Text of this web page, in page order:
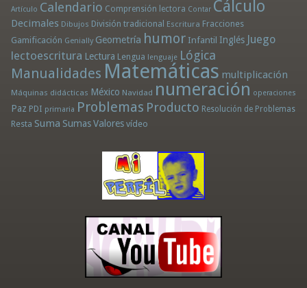
Artículo Calendario Comprensión lectora Contar Cálculo
Decimales Dibujos División tradicional Escritura Fracciones
Gamificación Genially Geometría humor Infantil Inglés Juego
lectoescritura Lectura Lengua lenguaje Lógica
Manualidades Matemáticas multiplicación
Máquinas didácticas México Navidad numeración operaciones
Paz PDI primaria Problemas Producto Resolución de Problemas
Resta Suma Sumas Valores vídeo